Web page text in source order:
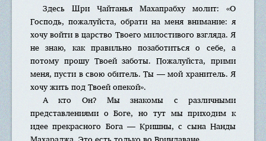
Здесь Шри Чайтанья Махапрабху молит: «О
Господь, пожалуйста, обрати на меня внимание: я
хочу войти в царство Твоего милостивого взгляда. Я
не знаю, как правильно позаботиться о себе, а
потому прошу Твоей заботы. Пожалуйста, прими
меня, пусти в свою обитель. Ты — мой хранитель. Я
хочу жить под Твоей опекой».
А кто Он? Мы знакомы с различными
представлениями о Боге, но тут мы приходим к
идее прекрасного Бога — Кришны, с сына Нaнды